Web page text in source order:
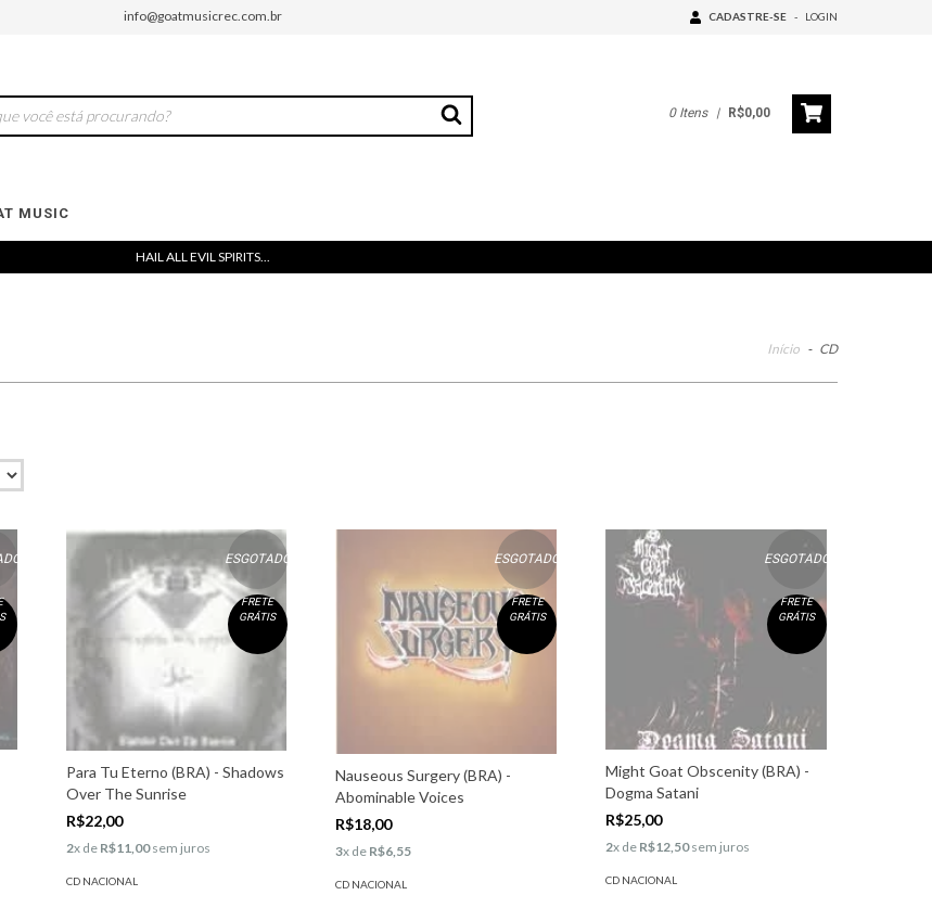
info@goatmusicrec.com.br CADASTRE-SE - LOGIN
0 Itens | R$0,00
MUSIC
HAIL ALL EVIL SPIRITS...
Início - CD
ESGOTADO
FRETE
GRÁTIS
Para Tu Eterno (BRA) - Shadows
Over The Sunrise
R$22,00
2x de R$11,00sem juros
CD NACIONAL
ESGOTADO
FRETE
GRÁTIS
Nauseous Surgery (BRA) -
Abominable Voices
R$18,00
3x de R$6,55
CD NACIONAL
ESGOTADO
FRETE
GRÁTIS
Might Goat Obscenity (BRA) -
Dogma Satani
R$25,00
2x de R$12,50sem juros
CD NACIONAL